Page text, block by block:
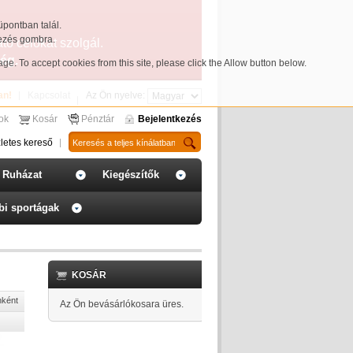
talál.
gombra.
. To accept cookies from this site, please click the Allow button below.
célokat szolgál.
Az Ön nyelve:
Kosár Pénztár Bejelentkezés
kereső
Ruházat Kiegészítők
sportágak
KOSÁR
Az Ön bevásárlókosara üres.